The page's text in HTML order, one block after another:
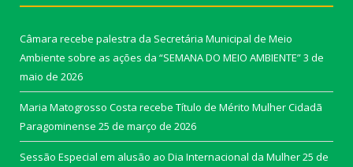
Câmara recebe palestra da Secretária Municipal de Meio
Ambiente sobre as ações da “SEMANA DO MEIO AMBIENTE”3 de
maio de 2026
Maria Matogrosso Costa recebe Título de Mérito Mulher Cidadã
Paragominense 25 de março de 2026
Sessão Especial em alusão ao Dia Internacional da Mulher25 de